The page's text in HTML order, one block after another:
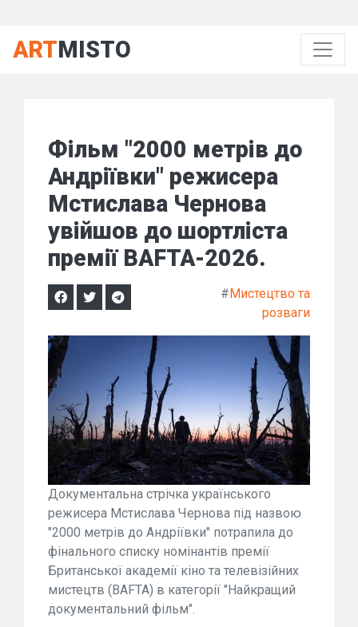
ARTMISTO
Фільм "2000 метрів до
Андріївки" режисера
Мстислава Чернова
увійшов до шортліста
премії BAFTA-2026.
#Мистецтво та
розваги
Документальна стрічка українського
режисера Мстислава Чернова під назвою
"2000 метрів до Андріївки" потрапила до
фінального списку номінантів премії
Британської академії кіно та телевізійних
мистецтв (BAFTA) в категорії "Найкращий
документальний фільм".